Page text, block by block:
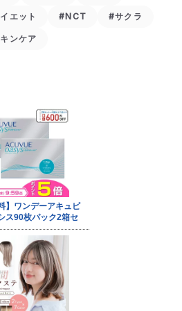
エット #NCT #サクラ
ンケア